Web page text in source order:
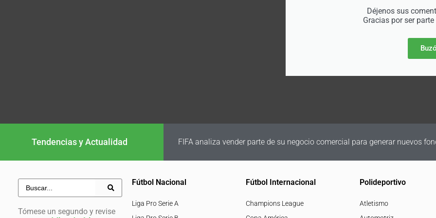
Déjenos sus
Gracias por ser
Tendencias y Actualidad FIFA analiza vender parte de su negocio comercial para generar nuevos
Tómese un segundo y revise
Fútbol Nacional
Liga Pro Serie A
Fútbol Internacional
Champions League
Polideportivo
Atletismo